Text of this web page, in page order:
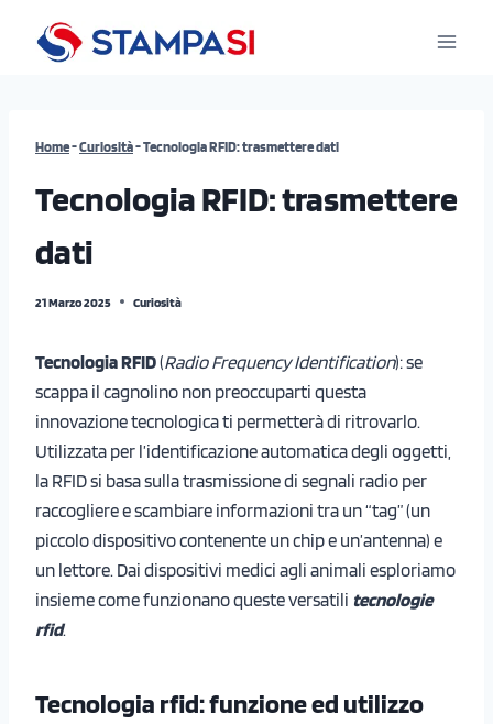
Home-Curiosità-Tecnologia RFID: trasmettere dati
Tecnologia RFID: trasmettere
dati
21 Marzo 2025 Curiosità
Tecnologia RFID(Radio Frequency Identification): se
scappa il cagnolino non preoccuparti questa
innovazione tecnologica ti permetterà di ritrovarlo.
Utilizzata per l’identificazione automatica degli oggetti,
la RFID si basa sulla trasmissione di segnali radio per
raccogliere e scambiare informazioni tra un “tag” (un
piccolo dispositivo contenente un chip e un’antenna) e
un lettore. Dai dispositivi medici agli animali esploriamo
insieme come funzionano queste versatili tecnologie
rfid.
Tecnologia rfid: funzione ed utilizzo